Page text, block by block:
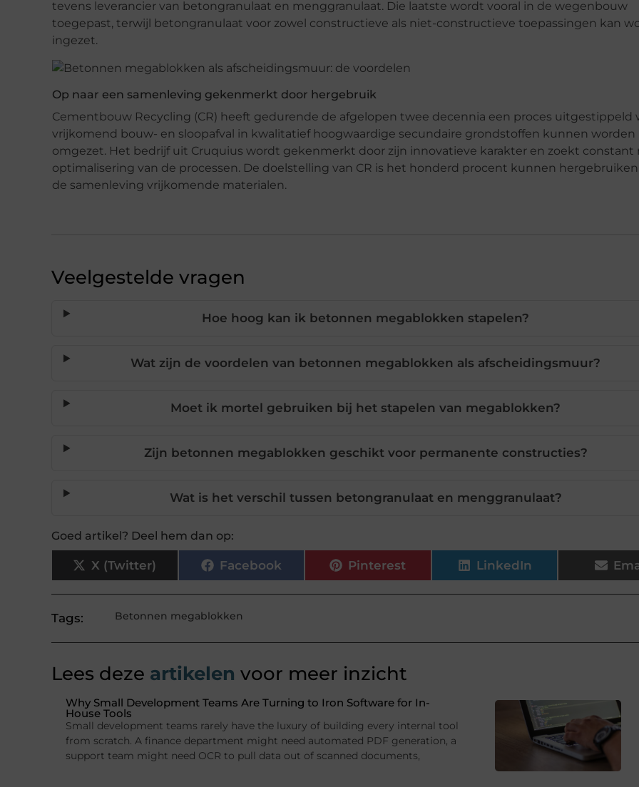
tevens leverancier van betongranulaat en menggranulaat. Die laatste wordt vooral in de wegenbouw
toegepast, terwijl betongranulaat voor zowel constructieve als niet-constructieve toepassingen kan
ingezet.
Op naar een samenleving gekenmerkt door hergebruik
Cementbouw Recycling (CR) heeft gedurende de afgelopen twee decennia een proces uitgestippeld
vrijkomend bouw- en sloopafval in kwalitatief hoogwaardige secundaire grondstoffen kunnen worden
omgezet. Het bedrijf uit Cruquius wordt gekenmerkt door zijn innovatieve karakter en zoekt constant
optimalisering van de processen. De doelstelling van CR is het honderd procent kunnen
de samenleving vrijkomende materialen.
Veelgestelde vragen
Hoe hoog kan ik betonnen megablokken stapelen?
Wat zijn de voordelen van betonnen megablokken als afscheidingsmuur?
Moet ik mortel gebruiken bij het stapelen van megablokken?
Zijn betonnen megablokken geschikt voor permanente constructies?
Wat is het verschil tussen betongranulaat en menggranulaat?
Goed artikel? Deel hem dan op:
X (Twitter) Facebook Pinterest LinkedIn
Tags: Betonnen megablokken
Lees deze artikelen voor meer inzicht
Why Small Development Teams Are Turning to Iron Software for In-
House Tools
Small development teams rarely have the luxury of building every internal tool
from scratch. A finance department might need automated PDF generation, a
support team might need OCR to pull data out of scanned documents,